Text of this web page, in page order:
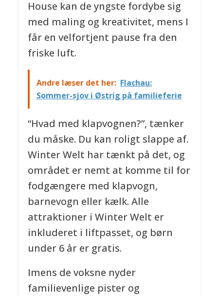
House kan de yngste fordybe sig
med maling og kreativitet, mens I
får en velfortjent pause fra den
friske luft.
Andre læser det her: Flachau:
Sommer-sjov i Østrig på familieferie
“Hvad med klapvognen?”, tænker
du måske. Du kan roligt slappe af.
Winter Welt har tænkt på det, og
området er nemt at komme til for
fodgængere med klapvogn,
barnevogn eller kælk. Alle
attraktioner i Winter Welt er
inkluderet i liftpasset, og børn
under 6 år er gratis.
Imens de voksne nyder
familievenlige pister og